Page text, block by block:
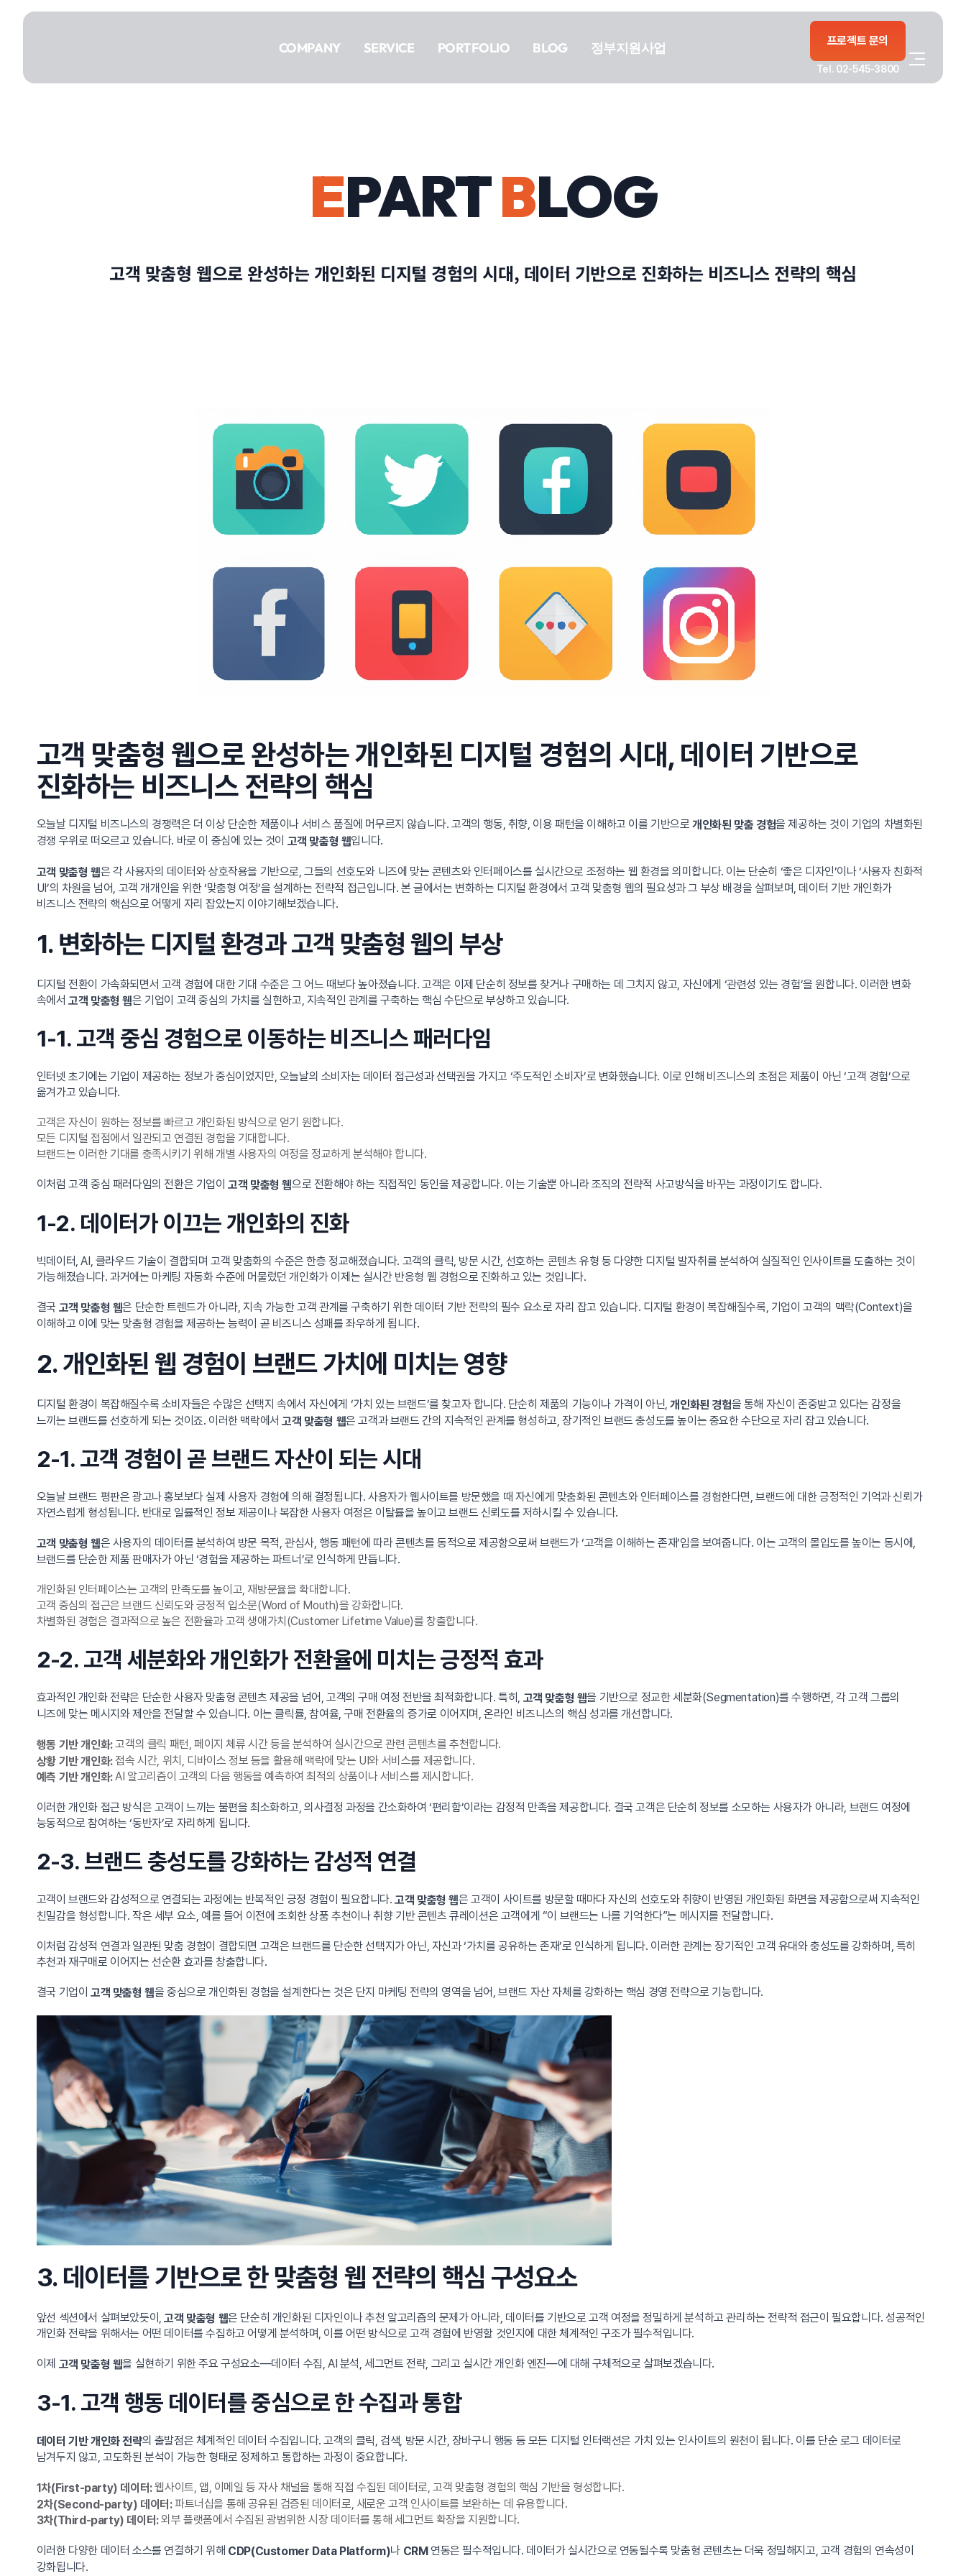
건너뛰기
COMPANY SERVICE PORTFOLIO BLOG 정부지원사업 프로젝트 문의
Tel. 02-545-3800
PORTFOLIO
EPARTBLOG
고객 맞춤형 웹으로 완성하는 개인화된 디지털 경험의 시대, 데이터 기반으로 진화하는 비즈니스 전략의 핵심
고객 맞춤형 웹으로 완성하는 개인화된 디지털 경험의 시대, 데이터 기반으로
진화하는 비즈니스 전략의 핵심
오늘날 디지털 비즈니스의 경쟁력은 더 이상 단순한 제품이나 서비스 품질에 머무르지 않습니다. 고객의 행동, 취향, 이용 패턴을 이해하고 이를 기반으로개인화된 맞춤 경험을 제공하는 것이 기업의 차별화된
경쟁 우위로 떠오르고 있습니다. 바로 이 중심에 있는 것이 고객 맞춤형 웹입니다.
고객 맞춤형 웹은 각 사용자의 데이터와 상호작용을 기반으로, 그들의 선호도와 니즈에 맞는 콘텐츠와 인터페이스를 실시간으로 조정하는 웹 환경을 의미합니다. 이는 단순히 ‘좋은 디자인’이나 ‘사용자 친화적
UI’의 차원을 넘어, 고객 개개인을 위한 ‘맞춤형 여정’을 설계하는 전략적 접근입니다. 본 글에서는 변화하는 디지털 환경에서 고객 맞춤형 웹의 필요성과 그 부상 배경을 살펴보며, 데이터 기반 개인화가
비즈니스 전략의 핵심으로 어떻게 자리 잡았는지 이야기해보겠습니다.
1. 변화하는 디지털 환경과 고객 맞춤형 웹의 부상
디지털 전환이 가속화되면서 고객 경험에 대한 기대 수준은 그 어느 때보다 높아졌습니다. 고객은 이제 단순히 정보를 찾거나 구매하는 데 그치지 않고, 자신에게 ‘관련성 있는 경험’을 원합니다. 이러한 변화
속에서 고객 맞춤형 웹은 기업이 고객 중심의 가치를 실현하고, 지속적인 관계를 구축하는 핵심 수단으로 부상하고 있습니다.
1-1. 고객 중심 경험으로 이동하는 비즈니스 패러다임
인터넷 초기에는 기업이 제공하는 정보가 중심이었지만, 오늘날의 소비자는 데이터 접근성과 선택권을 가지고 ‘주도적인 소비자’로 변화했습니다. 이로 인해 비즈니스의 초점은 제품이 아닌 ‘고객 경험’으로
옮겨가고 있습니다.
고객은 자신이 원하는 정보를 빠르고 개인화된 방식으로 얻기 원합니다.
모든 디지털 접점에서 일관되고 연결된 경험을 기대합니다.
브랜드는 이러한 기대를 충족시키기 위해 개별 사용자의 여정을 정교하게 분석해야 합니다.
이처럼 고객 중심 패러다임의 전환은 기업이고객 맞춤형 웹으로 전환해야 하는 직접적인 동인을 제공합니다. 이는 기술뿐 아니라 조직의 전략적 사고방식을 바꾸는 과정이기도 합니다.
1-2. 데이터가 이끄는 개인화의 진화
빅데이터, AI, 클라우드 기술이 결합되며 고객 맞춤화의 수준은 한층 정교해졌습니다. 고객의 클릭, 방문 시간, 선호하는 콘텐츠 유형 등 다양한 디지털 발자취를 분석하여 실질적인 인사이트를 도출하는 것이
가능해졌습니다. 과거에는 마케팅 자동화 수준에 머물렀던 개인화가 이제는 실시간 반응형 웹 경험으로 진화하고 있는 것입니다.
결국 고객 맞춤형 웹은 단순한 트렌드가 아니라, 지속 가능한 고객 관계를 구축하기 위한 데이터 기반 전략의 필수 요소로 자리 잡고 있습니다. 디지털 환경이 복잡해질수록, 기업이 고객의 맥락(Context)을
이해하고 이에 맞는 맞춤형 경험을 제공하는 능력이 곧 비즈니스 성패를 좌우하게 됩니다.
2. 개인화된 웹 경험이 브랜드 가치에 미치는 영향
디지털 환경이 복잡해질수록 소비자들은 수많은 선택지 속에서 자신에게 ‘가치 있는 브랜드’를 찾고자 합니다. 단순히 제품의 기능이나 가격이 아닌,개인화된 경험을 통해 자신이 존중받고 있다는 감정을
느끼는 브랜드를 선호하게 되는 것이죠. 이러한 맥락에서 고객 맞춤형 웹은 고객과 브랜드 간의 지속적인 관계를 형성하고, 장기적인 브랜드 충성도를 높이는 중요한 수단으로 자리 잡고 있습니다.
2-1. 고객 경험이 곧 브랜드 자산이 되는 시대
오늘날 브랜드 평판은 광고나 홍보보다 실제 사용자 경험에 의해 결정됩니다. 사용자가 웹사이트를 방문했을 때 자신에게 맞춤화된 콘텐츠와 인터페이스를 경험한다면, 브랜드에 대한 긍정적인 기억과 신뢰가
자연스럽게 형성됩니다. 반대로 일률적인 정보 제공이나 복잡한 사용자 여정은 이탈률을 높이고 브랜드 신뢰도를 저하시킬 수 있습니다.
고객 맞춤형 웹은 사용자의 데이터를 분석하여 방문 목적, 관심사, 행동 패턴에 따라 콘텐츠를 동적으로 제공함으로써 브랜드가 ‘고객을 이해하는 존재’임을 보여줍니다. 이는 고객의 몰입도를 높이는 동시에,
브랜드를 단순한 제품 판매자가 아닌 ‘경험을 제공하는 파트너’로 인식하게 만듭니다.
개인화된 인터페이스는 고객의 만족도를 높이고, 재방문율을 확대합니다.
고객 중심의 접근은 브랜드 신뢰도와 긍정적 입소문(Word of Mouth)을 강화합니다.
차별화된 경험은 결과적으로 높은 전환율과 고객 생애가치(Customer Lifetime Value)를 창출합니다.
2-2. 고객 세분화와 개인화가 전환율에 미치는 긍정적 효과
효과적인 개인화 전략은 단순한 사용자 맞춤형 콘텐츠 제공을 넘어, 고객의 구매 여정 전반을 최적화합니다. 특히, 고객 맞춤형 웹을 기반으로 정교한 세분화(Segmentation)를 수행하면, 각 고객 그룹의
니즈에 맞는 메시지와 제안을 전달할 수 있습니다. 이는 클릭률, 참여율, 구매 전환율의 증가로 이어지며, 온라인 비즈니스의 핵심 성과를 개선합니다.
행동 기반 개인화:고객의 클릭 패턴, 페이지 체류 시간 등을 분석하여 실시간으로 관련 콘텐츠를 추천합니다.
상황 기반 개인화:접속 시간, 위치, 디바이스 정보 등을 활용해 맥락에 맞는 UI와 서비스를 제공합니다.
예측 기반 개인화:AI 알고리즘이 고객의 다음 행동을 예측하여 최적의 상품이나 서비스를 제시합니다.
이러한 개인화 접근 방식은 고객이 느끼는 불편을 최소화하고, 의사결정 과정을 간소화하여 ‘편리함’이라는 감정적 만족을 제공합니다. 결국 고객은 단순히 정보를 소모하는 사용자가 아니라, 브랜드 여정에
능동적으로 참여하는 ‘동반자’로 자리하게 됩니다.
2-3. 브랜드 충성도를 강화하는 감성적 연결
고객이 브랜드와 감성적으로 연결되는 과정에는 반복적인 긍정 경험이 필요합니다.고객 맞춤형 웹은 고객이 사이트를 방문할 때마다 자신의 선호도와 취향이 반영된 개인화된 화면을 제공함으로써 지속적인
친밀감을 형성합니다. 작은 세부 요소, 예를 들어 이전에 조회한 상품 추천이나 취향 기반 콘텐츠 큐레이션은 고객에게 “이 브랜드는 나를 기억한다”는 메시지를 전달합니다.
이처럼 감성적 연결과 일관된 맞춤 경험이 결합되면 고객은 브랜드를 단순한 선택지가 아닌, 자신과 ‘가치를 공유하는 존재’로 인식하게 됩니다. 이러한 관계는 장기적인 고객 유대와 충성도를 강화하며, 특히
추천과 재구매로 이어지는 선순환 효과를 창출합니다.
결국 기업이 고객 맞춤형 웹을 중심으로 개인화된 경험을 설계한다는 것은 단지 마케팅 전략의 영역을 넘어, 브랜드 자산 자체를 강화하는 핵심 경영 전략으로 기능합니다.
3. 데이터를 기반으로 한 맞춤형 웹 전략의 핵심 구성요소
앞선 섹션에서 살펴보았듯이, 고객 맞춤형 웹은 단순히 개인화된 디자인이나 추천 알고리즘의 문제가 아니라, 데이터를 기반으로 고객 여정을 정밀하게 분석하고 관리하는 전략적 접근이 필요합니다. 성공적인
개인화 전략을 위해서는 어떤 데이터를 수집하고 어떻게 분석하며, 이를 어떤 방식으로 고객 경험에 반영할 것인지에 대한 체계적인 구조가 필수적입니다.
이제 고객 맞춤형 웹을 실현하기 위한 주요 구성요소—데이터 수집, AI 분석, 세그먼트 전략, 그리고 실시간 개인화 엔진—에 대해 구체적으로 살펴보겠습니다.
3-1. 고객 행동 데이터를 중심으로 한 수집과 통합
데이터 기반 개인화 전략의 출발점은 체계적인 데이터 수집입니다. 고객의 클릭, 검색, 방문 시간, 장바구니 행동 등 모든 디지털 인터랙션은 가치 있는 인사이트의 원천이 됩니다. 이를 단순 로그 데이터로
남겨두지 않고, 고도화된 분석이 가능한 형태로 정제하고 통합하는 과정이 중요합니다.
1차(First-party) 데이터:웹사이트, 앱, 이메일 등 자사 채널을 통해 직접 수집된 데이터로, 고객 맞춤형 경험의 핵심 기반을 형성합니다.
2차(Second-party) 데이터:파트너십을 통해 공유된 검증된 데이터로, 새로운 고객 인사이트를 보완하는 데 유용합니다.
3차(Third-party) 데이터:외부 플랫폼에서 수집된 광범위한 시장 데이터를 통해 세그먼트 확장을 지원합니다.
이러한 다양한 데이터 소스를 연결하기 위해 CDP(Customer Data Platform)나 CRM연동은 필수적입니다. 데이터가 실시간으로 연동될수록 맞춤형 콘텐츠는 더욱 정밀해지고, 고객 경험의 연속성이
강화됩니다.